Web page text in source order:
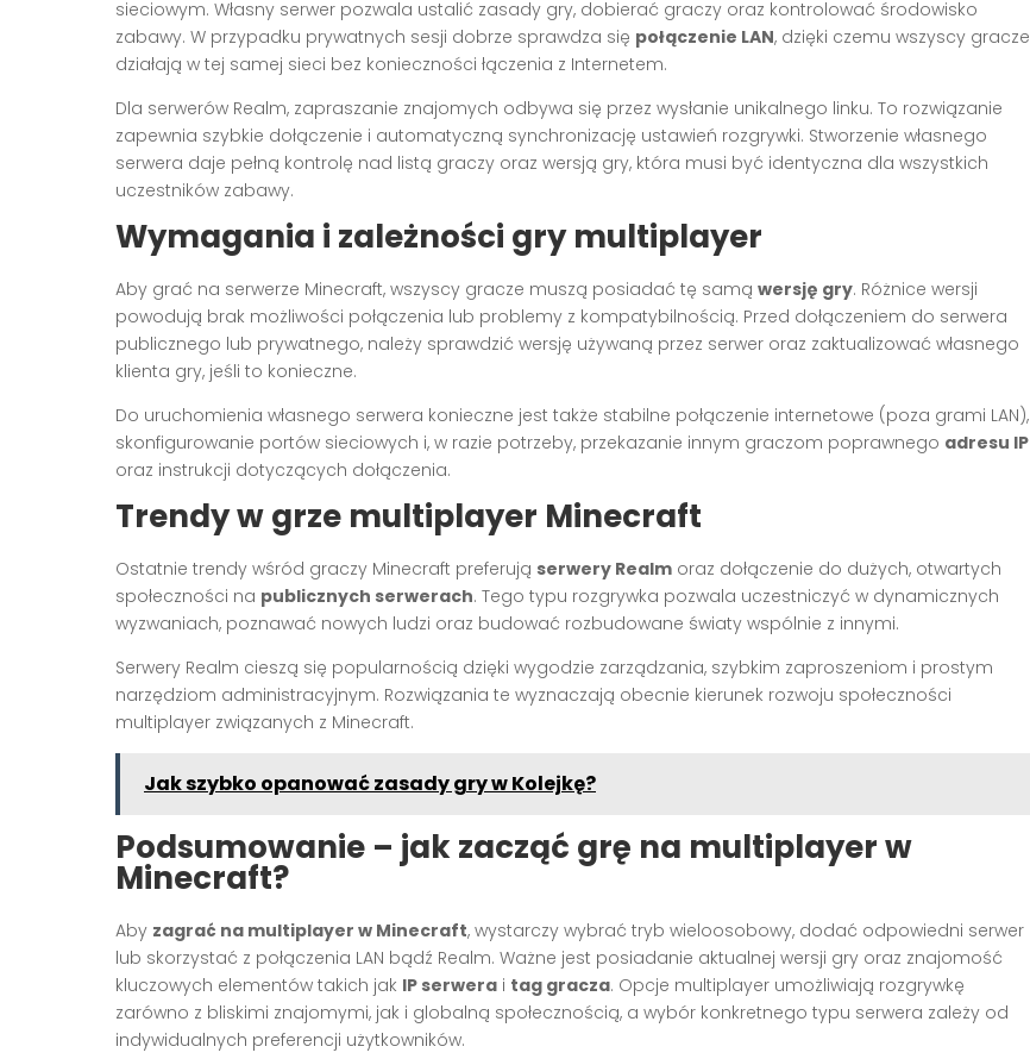
sieciowym. Własny serwer pozwala ustalić zasady gry, dobierać graczy oraz kontrolować środowisko
zabawy. W przypadku prywatnych sesji dobrze sprawdza się połączenie LAN, dzięki czemu wszyscy gracze
działają w tej samej sieci bez konieczności łączenia z Internetem.
Dla serwerów Realm, zapraszanie znajomych odbywa się przez wysłanie unikalnego linku. To rozwiązanie
zapewnia szybkie dołączenie i automatyczną synchronizację ustawień rozgrywki. Stworzenie własnego
serwera daje pełną kontrolę nad listą graczy oraz wersją gry, która musi być identyczna dla wszystkich
uczestników zabawy.
Wymagania i zależności gry multiplayer
Aby grać na serwerze Minecraft, wszyscy gracze muszą posiadać tę samą wersję gry. Różnice wersji
powodują brak możliwości połączenia lub problemy z kompatybilnością. Przed dołączeniem do serwera
publicznego lub prywatnego, należy sprawdzić wersję używaną przez serwer oraz zaktualizować własnego
klienta gry, jeśli to konieczne.
Do uruchomienia własnego serwera konieczne jest także stabilne połączenie internetowe (poza grami LAN),
skonfigurowanie portów sieciowych i, w razie potrzeby, przekazanie innym graczom poprawnego adresu IP
oraz instrukcji dotyczących dołączenia.
Trendy w grze multiplayer Minecraft
Ostatnie trendy wśród graczy Minecraft preferują serwery Realm oraz dołączenie do dużych, otwartych
społeczności na publicznych serwerach. Tego typu rozgrywka pozwala uczestniczyć w dynamicznych
wyzwaniach, poznawać nowych ludzi oraz budować rozbudowane światy wspólnie z innymi.
Serwery Realm cieszą się popularnością dzięki wygodzie zarządzania, szybkim zaproszeniom i prostym
narzędziom administracyjnym. Rozwiązania te wyznaczają obecnie kierunek rozwoju społeczności
multiplayer związanych z Minecraft.
Jak szybko opanować zasady gry w Kolejkę?
Podsumowanie – jak zacząć grę na multiplayer w
Minecraft?
Aby zagrać na multiplayer w Minecraft, wystarczy wybrać tryb wieloosobowy, dodać odpowiedni serwer
lub skorzystać z połączenia LAN bądź Realm. Ważne jest posiadanie aktualnej wersji gry oraz znajomość
kluczowych elementów takich jak IP serwera i tag gracza. Opcje multiplayer umożliwiają rozgrywkę
zarówno z bliskimi znajomymi, jak i globalną społecznością, a wybór konkretnego typu serwera zależy od
indywidualnych preferencji użytkowników.